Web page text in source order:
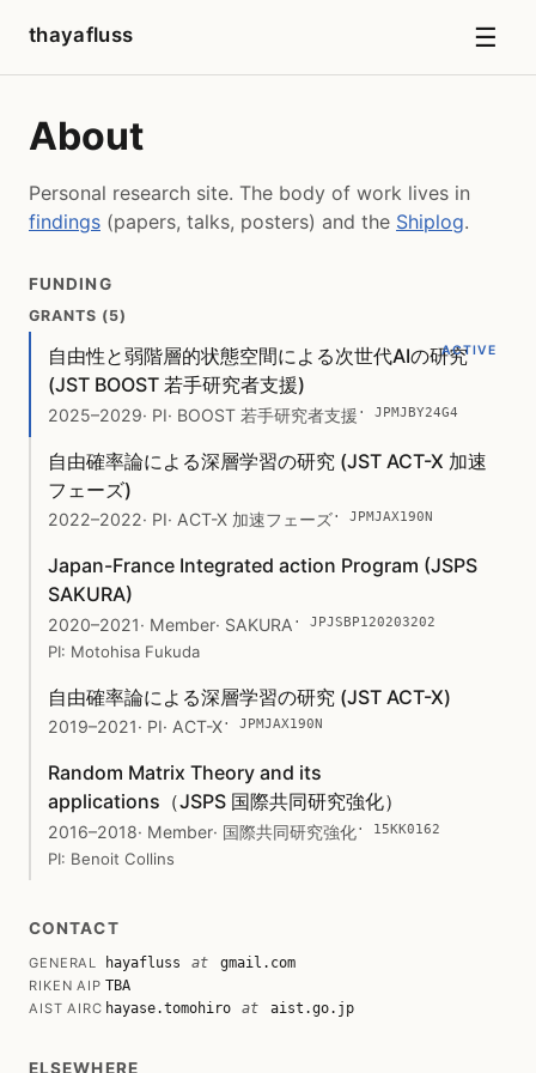
thayafluss ☰
About
Personal research site. The body of work lives in
findings (papers, talks, posters) and the Shiplog.
FUNDING
GRANTS (5)
自由性と弱階層的状態空間による次世代AIの研究
(JST BOOST 若手研究者支援)
2025–2029· PI· BOOST 若手研究者支援 · JPMJBY24G4
ACTIVE
自由確率論による深層学習の研究 (JST ACT-X 加速
フェーズ)
2022–2022· PI· ACT-X 加速フェーズ· JPMJAX190N
Japan-France Integrated action Program (JSPS
SAKURA)
2020–2021· Member· SAKURA · JPJSBP120203202
PI: Motohisa Fukuda
自由確率論による深層学習の研究 (JST ACT-X)
2019–2021· PI· ACT-X· JPMJAX190N
Random Matrix Theory and its
applications（JSPS 国際共同研究強化）
2016–2018· Member· 国際共同研究強化· 15KK0162
PI: Benoit Collins
CONTACT
GENERAL hayafluss at
gmail.com
RIKEN AIP TBA
AIST AIRC hayase.tomohiro at aist.go.jp
ELSEWHERE